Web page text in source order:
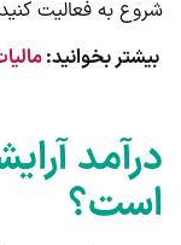
شروع به فعالیت
بیشتر بخوانید:
درآمد
است؟